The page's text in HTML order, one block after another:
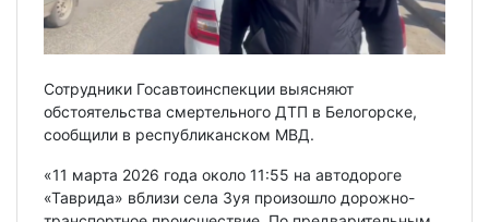
Сотрудники Госавтоинспекции выясняют
обстоятельства смертельного ДТП в Белогорске,
сообщили в республиканском МВД.
«11 марта 2026 года около 11:55 на автодороге
«Таврида» вблизи села Зуя произошло дорожно-